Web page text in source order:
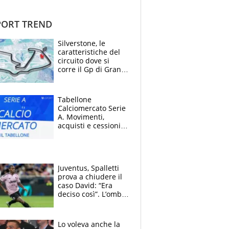
TREND
Silverstone, le
caratteristiche del
circuito dove si
corre il Gp di Gran
Tabellone
Calciomercato Serie
A. Movimenti,
acquisti e cessioni:
Juventus, Spalletti
prova a chiudere il
caso David: “Era
deciso così”. L’ombra
Lo voleva anche la